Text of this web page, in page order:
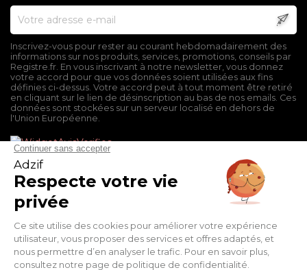
Inscrivez-vous pour rester au courant hebdomadairement des
informations sur nos produits, services, promotions, conseils par
Registre.fr. En vous inscrivant à notre newsletter, vous donnez
votre accord pour que vos données soient utilisées aux fins
définies ci-dessus. Votre accord peut à tout moment être retiré
en cliquant sur le lien de désinscription au bas de nos emails. Ces
données sont stockées sur un serveur localisé en dehors de
l'Union Européenne.
Conditions générales de vente
Politique de confidentialité